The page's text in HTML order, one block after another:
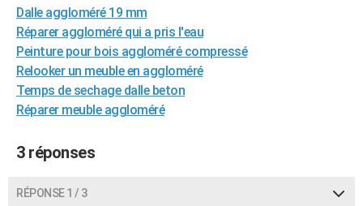
BONS PLANS
CARTE DE VOEUX
Carte de Noël
Carte Bonne année
Carte Saint-Valentin
Carte Pâques
Carte d'anniversaire
DICTIONNAIRE
COPAINS D'AVANT
S'inscrire
Se connecter
Lycées
Collèges
Primaires
Universités
Entreprises
Service militaire
Avis de recherche
AVIS DE DÉCÈS
Dalle aggloméré 19 mm
Réparer aggloméré qui a pris l'eau
Peinture pour bois aggloméré compressé
Relooker un meuble en aggloméré
Temps de sechage dalle beton
Réparer meuble aggloméré
3 réponses
RÉPONSE 1 / 3